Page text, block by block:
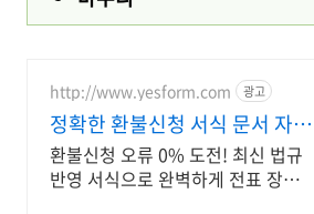
http://www.yesform.com 광고
정확한 환불신청 서식 문서 자동
편집
환불신청 오류 0% 도전! 최신 법규
반영 서식으로 완벽하게 전표 장부